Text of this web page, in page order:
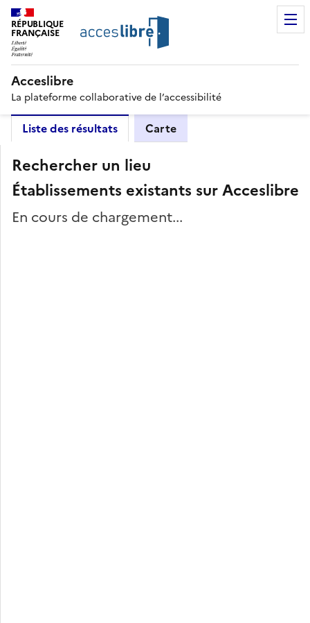
RÉPUBLIQUE
FRANÇAISE
Acceslibre
La plateforme collaborative de l’accessibilité
Liste des résultats Carte
Rechercher un lieu
Établissements existants sur Acceslibre
En cours de chargement...